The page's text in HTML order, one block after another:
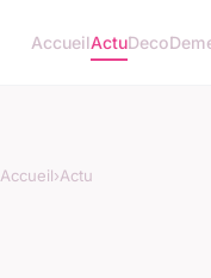
AccueilActuDeco
Accueil›Actu